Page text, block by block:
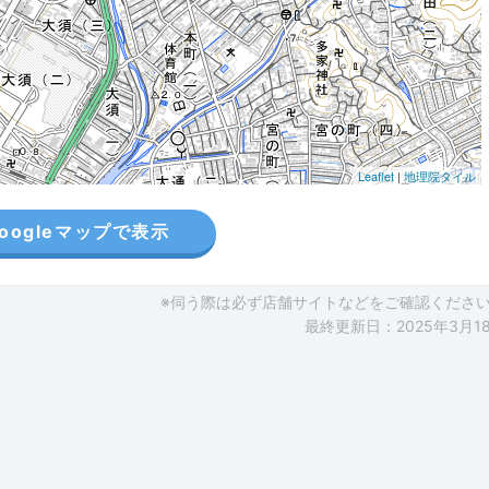
Leaflet |地理院タイル
マップで表示
※伺う際は必ず店舗サイトなどをご確認ください
最終更新日：2025年3月